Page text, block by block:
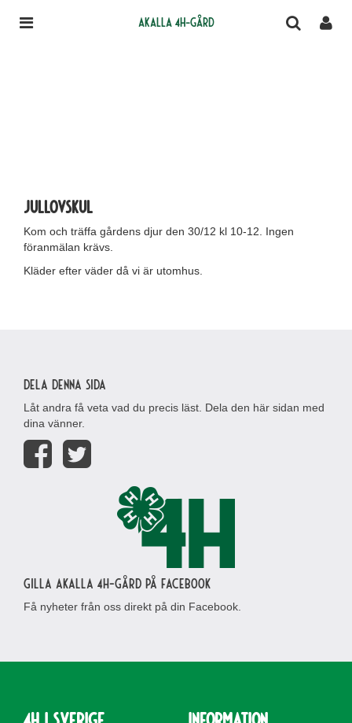
Akalla 4H-gård
Jullovskul
Kom och träffa gårdens djur den 30/12 kl 10-12. Ingen
föranmälan krävs.
Kläder efter väder då vi är utomhus.
Dela denna sida
Låt andra få veta vad du precis läst. Dela den här sidan med
dina vänner.
Gilla Akalla 4H-gård på Facebook
Få nyheter från oss direkt på din Facebook.